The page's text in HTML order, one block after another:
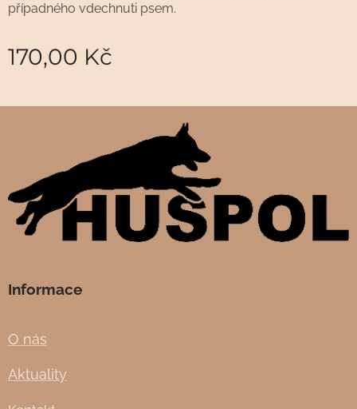
případného vdechnuti psem.
170,00 Kč
Informace
O nás
Aktuality